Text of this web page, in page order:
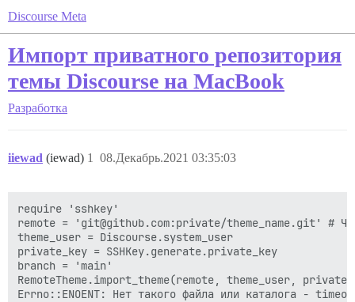
Discourse Meta
Импорт приватного репозитория
темы Discourse на MacBook
Разработка
iiewad (iewad) 08.Декабрь.2021 03:35:03
1
require 'sshkey'
remote = 'git@github.com:private/theme_name.git' #
theme_user = Discourse.system_user
private_key = SSHKey.generate.private_key
branch = 'main'
RemoteTheme.import_theme(remote, theme_user,
Errno::ENOENT: Нет такого файла или каталога -